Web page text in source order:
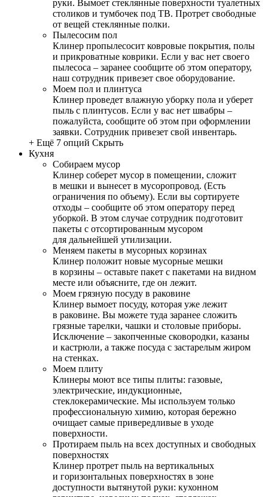
руки. Вымоет стеклянные поверхности туалетных
столиков и тумбочек под ТВ. Протрет свободные
от вещей стеклянные полки.
Пылесосим пол
Клинер пропылесосит ковровые покрытия, полы
и прикроватные коврики. Если у вас нет своего
пылесоса – заранее сообщите об этом оператору,
наш сотрудник привезет свое оборудование.
Моем пол и плинтуса
Клинер проведет влажную уборку пола и уберет
пыль с плинтусов. Если у вас нет швабры –
пожалуйста, сообщите об этом при оформлении
заявки. Сотрудник привезет свой инвентарь.
+ Ещё 7 опций Скрыть
Кухня
Собираем мусор
Клинер соберет мусор в помещении, сложит
в мешки и вынесет в мусоропровод. (Есть
ограничения по объему). Если вы сортируете
отходы – сообщите об этом оператору перед
уборкой. В этом случае сотрудник подготовит
пакеты с отсортированным мусором
для дальнейшей утилизации.
Меняем пакеты в мусорных корзинах
Клинер положит новые мусорные мешки
в корзины – оставьте пакет с пакетами на видном
месте или объясните, где он лежит.
Моем грязную посуду в раковине
Клинер вымоет посуду, которая уже лежит
в раковине. Вы можете туда заранее сложить
грязные тарелки, чашки и столовые приборы.
Исключение – закопченные сковородки, казаны
и кастрюли, а также посуда с застарелым жиром
на стенках.
Моем плиту
Клинеры моют все типы плиты: газовые,
электрические, индукционные,
стеклокерамические. Мы используем только
профессиональную химию, которая бережно
очищает самые привередливые в уходе
поверхности.
Протираем пыль на всех доступных и свободных
поверхностях
Клинер протрет пыль на вертикальных
и горизонтальных поверхностях в зоне
доступности вытянутой руки: кухонном